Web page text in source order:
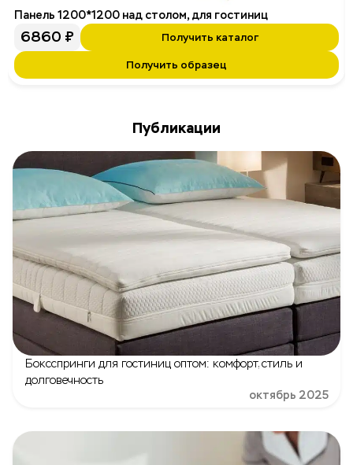
Панель 1200*1200 над столом, для гостиниц
6860 ₽ Получить каталог
Получить образец
Публикации
Боксспринги для гостиниц оптом: комфорт, стиль и
долговечность
октябрь 2025